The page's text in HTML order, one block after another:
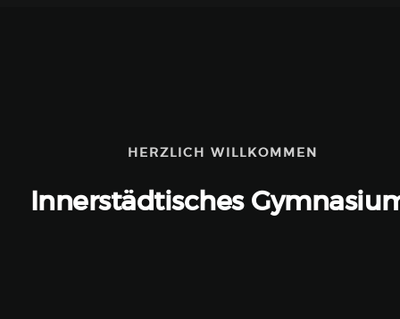
HERZLICH WILLKOMMEN
Innerstädtisches